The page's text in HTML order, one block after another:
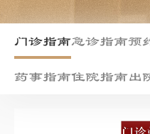
门诊指南急诊指南预
药事指南住院指南出